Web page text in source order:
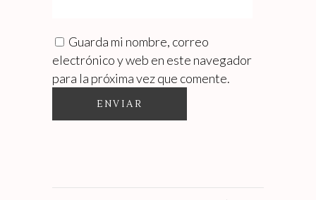
Guarda mi nombre, correo
electrónico y web en este navegador
para la próxima vez que comente.